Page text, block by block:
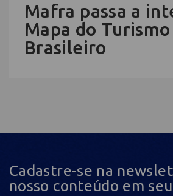
Mafra passa a
Mapa do Turismo
Brasileiro
Cadastre-se na
nosso conteúdo em